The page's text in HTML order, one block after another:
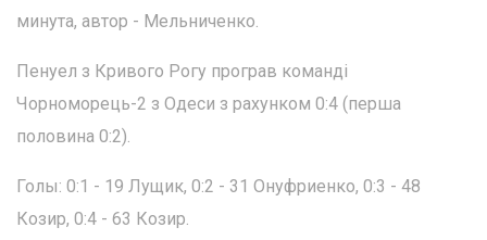
минута, автор - Мельниченко.
Пенуел з Кривого Рогу програв команді
Чорноморець-2 з Одеси з рахунком 0:4 (перша
половина 0:2).
Голы: 0:1 - 19 Лущик, 0:2 - 31 Онуфриенко, 0:3 - 48
Козир, 0:4 - 63 Козир.